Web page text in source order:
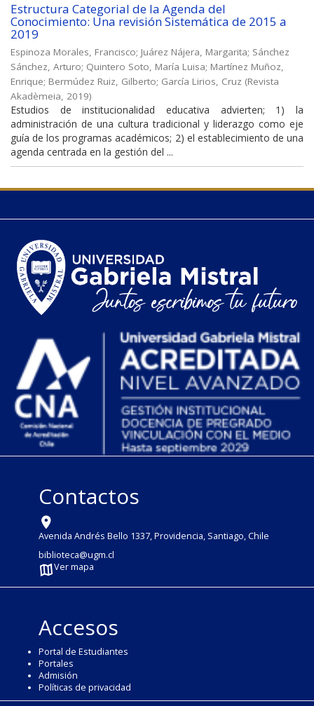
Estructura Categorial de la Agenda del
Conocimiento: Una revisión Sistemática de 2015 a
2019
Espinoza Morales, Francisco; Juárez Nájera, Margarita; Sánchez
Sánchez, Arturo; Quintero Soto, María Luisa; Martínez Muñoz,
Enrique; Bermúdez Ruiz, Gilberto; García Lirios, Cruz (Revista
Akadèmeia, 2019)
Estudios de institucionalidad educativa advierten; 1) la
administración de una cultura tradicional y liderazgo como eje
guía de los programas académicos; 2) el establecimiento de una
agenda centrada en la gestión del ...
Contactos
Avenida Andrés Bello 1337, Providencia, Santiago, Chile
biblioteca@ugm.cl
Ver mapa
Accesos
Portal de Estudiantes
Portales
Admisión
Políticas de privacidad